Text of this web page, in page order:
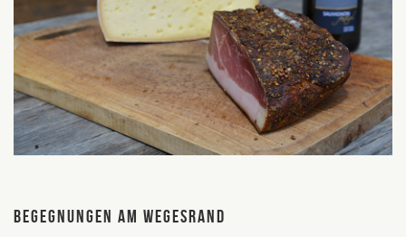
Begegnungen am Wegesrand